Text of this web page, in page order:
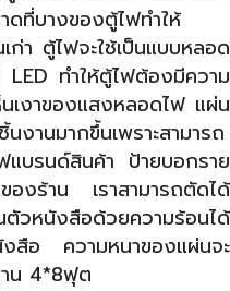
ที่บางของตู้ไฟทำให้
า ตู้ไฟจะใช้เป็นแบบหลอด
LED ทำให้ตู้ไฟต้องมีความ
เงาของแสงหลอดไฟ แผ่น
งานมากขึ้นเพราะสามารถ
แบรนด์สินค้า ป้ายบอกราย
องร้าน เราสามารถตัดได้
วหนังสือด้วยความร้อนได้
งสือ ความหนาของแผ่นจะ
น 4*8ฟุต